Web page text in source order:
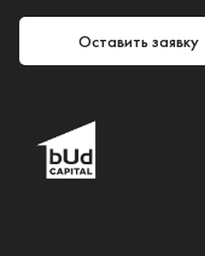
Оставить заявку